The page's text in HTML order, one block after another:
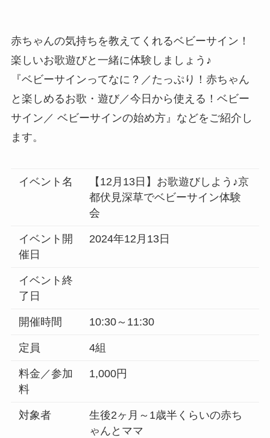
赤ちゃんの気持ちを教えてくれるベビーサイン！
楽しいお歌遊びと一緒に体験しましょう♪
『ベビーサインってなに？／たっぷり！赤ちゃん
と楽しめるお歌・遊び／今日から使える！ベビー
サイン／ ベビーサインの始め方』などをご紹介し
ます。
イベント名
【12月13日】お歌遊びしよう♪京
都伏見深草でベビーサイン体験
会
イベント開
催日
2024年12月13日
イベント終
了日
開催時間 10:30～11:30
定員 4組
料金／参加
料
1,000円
対象者
生後2ヶ月～1歳半くらいの赤ち
ゃんとママ